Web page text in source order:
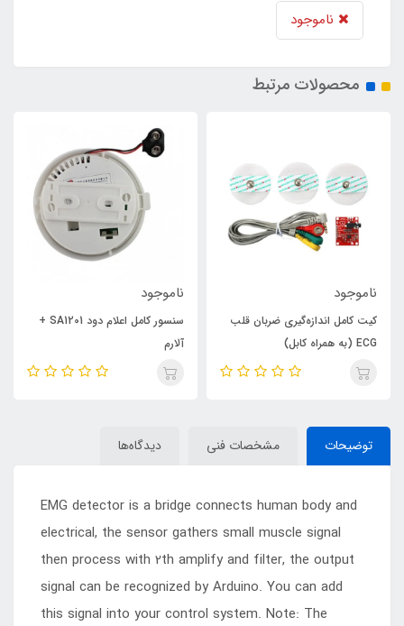
ناموجود
محصولات مرتبط
ناموجود
کیت کامل اندازه‌گیری ضربان قلب
ECG (به همراه کابل)
ناموجود
سنسور کامل اعلام دود SA1201 +
آلارم
توضیحات مشخصات فنی دیدگاه‌ها
EMG detector is a bridge connects human body and
electrical, the sensor gathers small muscle signal
then process with 2th amplify and filter, the output
signal can be recognized by Arduino. You can add
this signal into your control system. Note: The